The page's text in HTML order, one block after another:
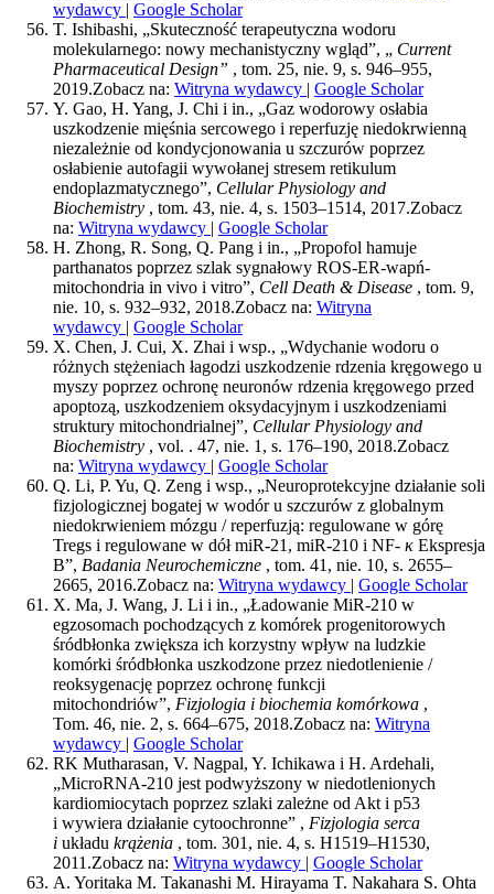
wydawcy | Google Scholar
T. Ishibashi, „Skuteczność terapeutyczna wodoru
molekularnego: nowy mechanistyczny wgląd”, „ Current
Pharmaceutical Design” , tom. 25, nie. 9, s. 946–955,
2019.Zobacz na: Witryna wydawcy | Google Scholar
Y. Gao, H. Yang, J. Chi i in., „Gaz wodorowy osłabia
uszkodzenie mięśnia sercowego i reperfuzję niedokrwienną
niezależnie od kondycjonowania u szczurów poprzez
osłabienie autofagii wywołanej stresem retikulum
endoplazmatycznego”, Cellular Physiology and
Biochemistry , tom. 43, nie. 4, s. 1503–1514, 2017.Zobacz
na: Witryna wydawcy | Google Scholar
H. Zhong, R. Song, Q. Pang i in., „Propofol hamuje
parthanatos poprzez szlak sygnałowy ROS-ER-wapń-
mitochondria in vivo i vitro”, Cell Death & Disease , tom. 9,
nie. 10, s. 932–932, 2018.Zobacz na: Witryna
wydawcy | Google Scholar
X. Chen, J. Cui, X. Zhai i wsp., „Wdychanie wodoru o
różnych stężeniach łagodzi uszkodzenie rdzenia kręgowego u
myszy poprzez ochronę neuronów rdzenia kręgowego przed
apoptozą, uszkodzeniem oksydacyjnym i uszkodzeniami
struktury mitochondrialnej”, Cellular Physiology and
Biochemistry , vol. . 47, nie. 1, s. 176–190, 2018.Zobacz
na: Witryna wydawcy | Google Scholar
Q. Li, P. Yu, Q. Zeng i wsp., „Neuroprotekcyjne działanie soli
fizjologicznej bogatej w wodór u szczurów z globalnym
niedokrwieniem mózgu / reperfuzją: regulowane w górę
Tregs i regulowane w dół miR-21, miR-210 i NF- κ Ekspresja
B”, Badania Neurochemiczne , tom. 41, nie. 10, s. 2655–
2665, 2016.Zobacz na: Witryna wydawcy | Google Scholar
X. Ma, J. Wang, J. Li i in., „Ładowanie MiR-210 w
egzosomach pochodzących z komórek progenitorowych
śródbłonka zwiększa ich korzystny wpływ na ludzkie
komórki śródbłonka uszkodzone przez niedotlenienie /
reoksygenację poprzez ochronę funkcji
mitochondriów”, Fizjologia i biochemia komórkowa ,
Tom. 46, nie. 2, s. 664–675, 2018.Zobacz na: Witryna
wydawcy | Google Scholar
RK Mutharasan, V. Nagpal, Y. Ichikawa i H. Ardehali,
„MicroRNA-210 jest podwyższony w niedotlenionych
kardiomiocytach poprzez szlaki zależne od Akt i p53
i wywiera działanie cytoochronne” , Fizjologia serca
i układu krążenia , tom. 301, nie. 4, s. H1519–H1530,
2011.Zobacz na: Witryna wydawcy | Google Scholar
A. Yoritaka M. Takanashi M. Hirayama T. Nakahara S. Ohta